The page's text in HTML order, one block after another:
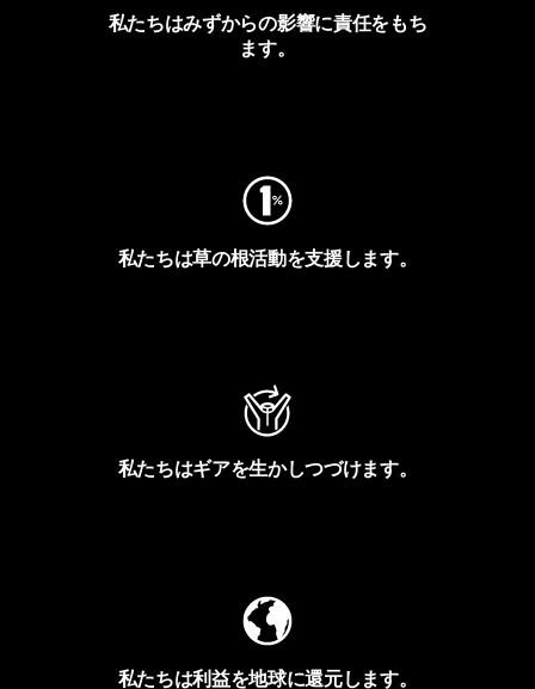
私たちはみずからの影響に責任をもち
ます。
私たちは草の根活動を支援します。
私たちはギアを生かしつづけます。
私たちは利益を地球に還元します。